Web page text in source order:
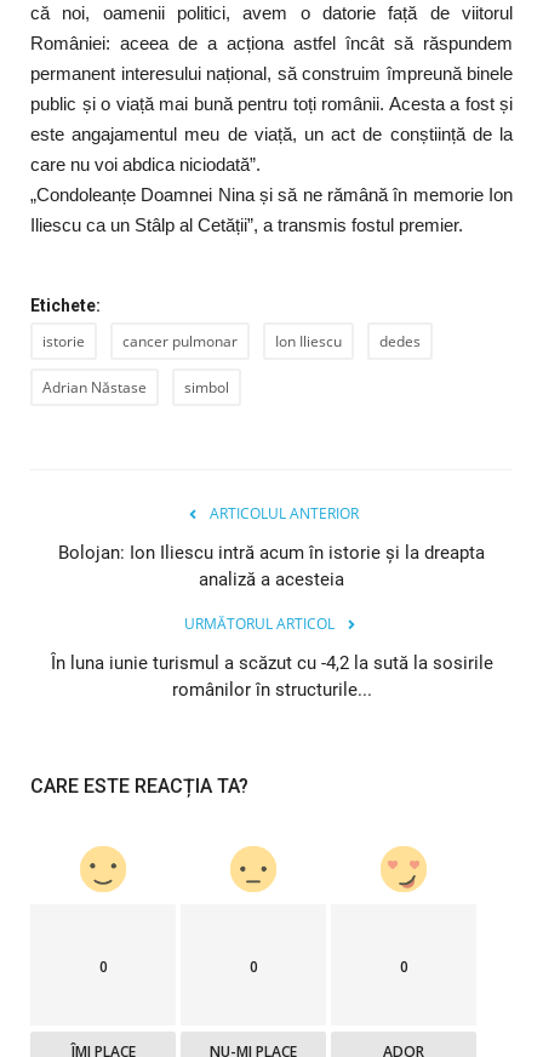
că noi, oamenii politici, avem o datorie față de viitorul
României: aceea de a acționa astfel încât să răspundem
permanent interesului național, să construim împreună binele
public și o viață mai bună pentru toți românii. Acesta a fost și
este angajamentul meu de viață, un act de conștiință de la
care nu voi abdica niciodată”.
„Condoleanțe Doamnei Nina și să ne rămână în memorie Ion
Iliescu ca un Stâlp al Cetății”, a transmis fostul premier.
Etichete:
istorie cancer pulmonar Ion Iliescu dedes
Adrian Năstase simbol
ARTICOLUL ANTERIOR
Bolojan: Ion Iliescu intră acum în istorie și la dreapta
analiză a acesteia
URMĂTORUL ARTICOL
În luna iunie turismul a scăzut cu -4,2 la sută la sosirile
românilor în structurile...
CARE ESTE REACȚIA TA?
0
ÎMI PLACE
0
NU-MI PLACE
0
ADOR